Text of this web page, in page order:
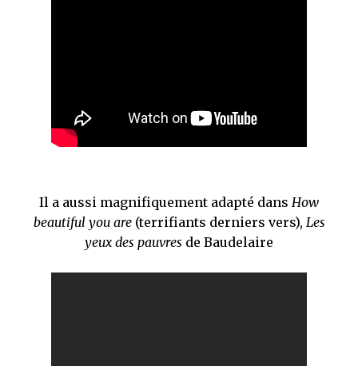
Il a aussi magnifiquement adapté dans How
beautiful you are(terrifiants derniers vers), Les
yeux des pauvres de Baudelaire